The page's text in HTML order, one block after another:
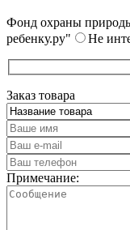
Фонд охраны
ребенку.ру"
Не
Заказ товара
Примечание: